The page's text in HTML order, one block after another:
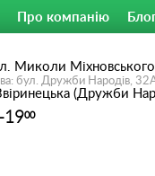
Про компанію
Миколи
бул. Дружби Народів,
(Дружби
1900